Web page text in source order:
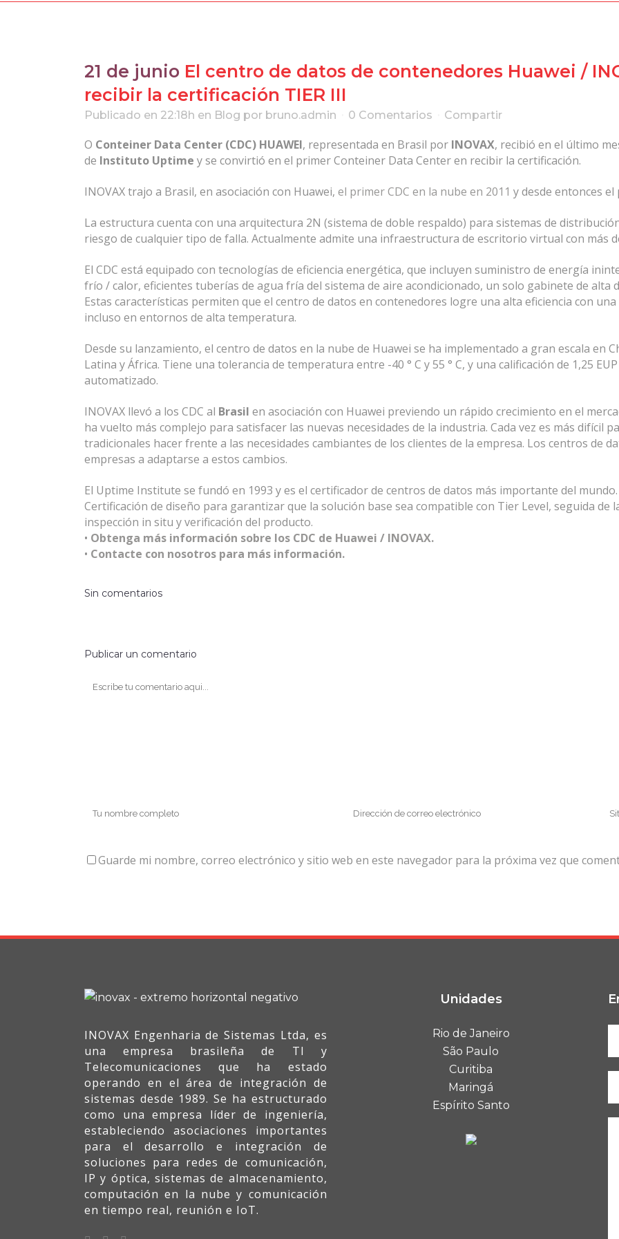
21 de junio El centro de datos de contenedores Huawei /
recibir la certificación TIER III
Publicado en 22:18h en Blog por bruno.admin 0 Comentarios Compartir
O Conteiner Data Center (CDC) HUAWEI, representada en Brasil por INOVAX, recibió en el último
de Instituto Uptime y se convirtió en el primer Conteiner Data Center en recibir la certificación.
INOVAX trajo a Brasil, en asociación con Huawei, el primer CDC en la nube en 2011 y desde entonces
La estructura cuenta con una arquitectura 2N (sistema de doble respaldo) para sistemas de
riesgo de cualquier tipo de falla. Actualmente admite una infraestructura de escritorio virtual con más
El CDC está equipado con tecnologías de eficiencia energética, que incluyen suministro de energía
frío / calor, eficientes tuberías de agua fría del sistema de aire acondicionado, un solo gabinete de alta
Estas características permiten que el centro de datos en contenedores logre una alta eficiencia con
incluso en entornos de alta temperatura.
Desde su lanzamiento, el centro de datos en la nube de Huawei se ha implementado a gran escala en
Latina y África. Tiene una tolerancia de temperatura entre -40 ° C y 55 ° C, y una calificación de 1,25
automatizado.
INOVAX llevó a los CDC al Brasil en asociación con Huawei previendo un rápido crecimiento en el
ha vuelto más complejo para satisfacer las nuevas necesidades de la industria. Cada vez es más difícil
tradicionales hacer frente a las necesidades cambiantes de los clientes de la empresa. Los centros de
empresas a adaptarse a estos cambios.
El Uptime Institute se fundó en 1993 y es el certificador de centros de datos más importante del
Certificación de diseño para garantizar que la solución base sea compatible con Tier Level, seguida de
inspección in situ y verificación del producto.
• Obtenga más información sobre los CDC de Huawei / INOVAX.
• Contacte con nosotros para más información.
Sin comentarios
Publicar un comentario
Guarde mi nombre, correo electrónico y sitio web en este navegador para la próxima vez que
INOVAX Engenharia de Sistemas Ltda, es
una empresa brasileña de TI y
Telecomunicaciones que ha estado
operando en el área de integración de
sistemas desde 1989. Se ha estructurado
como una empresa líder de ingeniería,
estableciendo asociaciones importantes
para el desarrollo e integración de
soluciones para redes de comunicación,
IP y óptica, sistemas de almacenamiento,
computación en la nube y comunicación
en tiempo real, reunión e IoT.
Unidades
Rio de Janeiro
São Paulo
Curitiba
Maringá
Espírito Santo